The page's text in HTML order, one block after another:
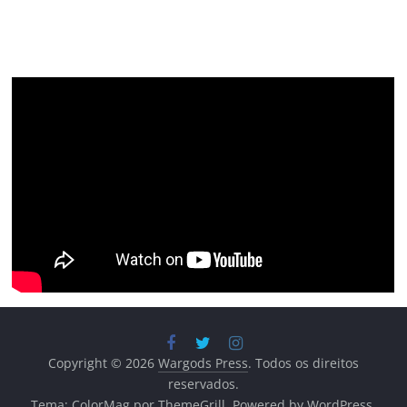
Copyright © 2026 Wargods Press. Todos os direitos
reservados.